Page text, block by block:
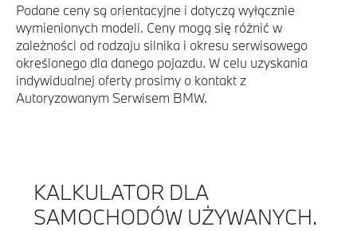
Podane ceny są orientacyjne i dotyczą wyłącznie
wymienionych modeli. Ceny mogą się różnić w
zależności od rodzaju silnika i okresu serwisowego
określonego dla danego pojazdu. W celu uzyskania
indywidualnej oferty prosimy o kontakt z
Autoryzowanym Serwisem BMW.
KALKULATOR DLA
SAMOCHODÓW UŻYWANYCH.